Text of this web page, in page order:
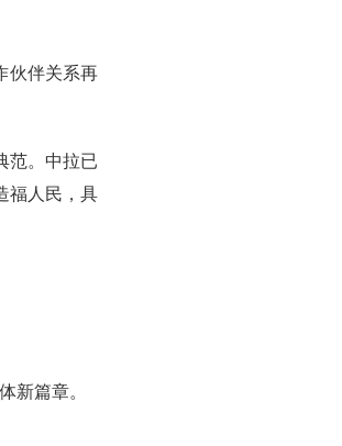
伙伴关系再
范。中拉已
福人民，具
新篇章。